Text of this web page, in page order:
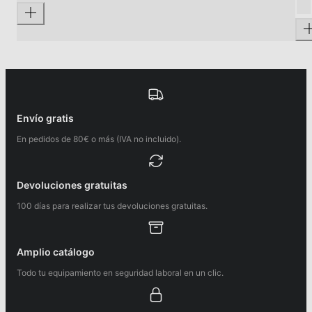
Envío gratis
En pedidos de 80€ o más (IVA no incluido).
Devoluciones gratuitas
100 días para realizar tus devoluciones gratuitas.
Amplio catálogo
Todo tu equipamiento en seguridad laboral en un clic.